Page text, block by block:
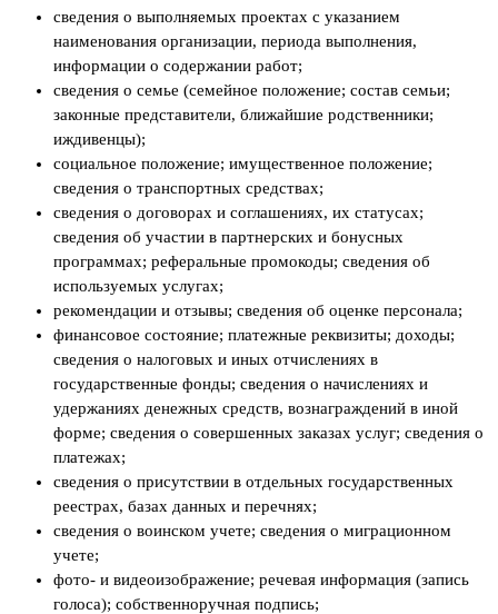
сведения о выполняемых проектах с указанием
наименования организации, периода выполнения,
информации о содержании работ;
сведения о семье (семейное положение; состав семьи;
законные представители, ближайшие родственники;
иждивенцы);
социальное положение; имущественное положение;
сведения о транспортных средствах;
сведения о договорах и соглашениях, их статусах;
сведения об участии в партнерских и бонусных
программах; реферальные промокоды; сведения об
используемых услугах;
рекомендации и отзывы; сведения об оценке персонала;
финансовое состояние; платежные реквизиты; доходы;
сведения о налоговых и иных отчислениях в
государственные фонды; сведения о начислениях и
удержаниях денежных средств, вознаграждений в иной
форме; сведения о совершенных заказах услуг; сведения о
платежах;
сведения о присутствии в отдельных государственных
реестрах, базах данных и перечнях;
сведения о воинском учете; сведения о миграционном
учете;
фото- и видеоизображение; речевая информация (запись
голоса); собственноручная подпись;